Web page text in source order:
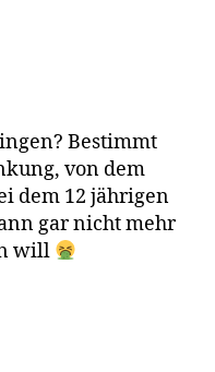
Bestimmt
von dem
dem 12 jährigen
gar nicht mehr
will